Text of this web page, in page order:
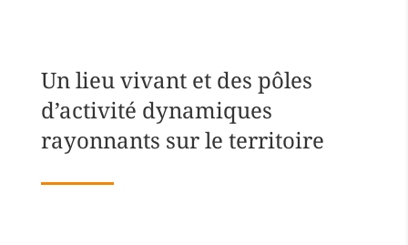
Un lieu vivant et des pôles
d’activité dynamiques
rayonnants sur le territoire